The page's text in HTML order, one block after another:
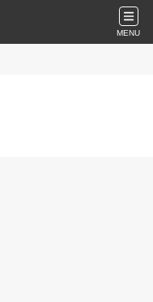
MENU